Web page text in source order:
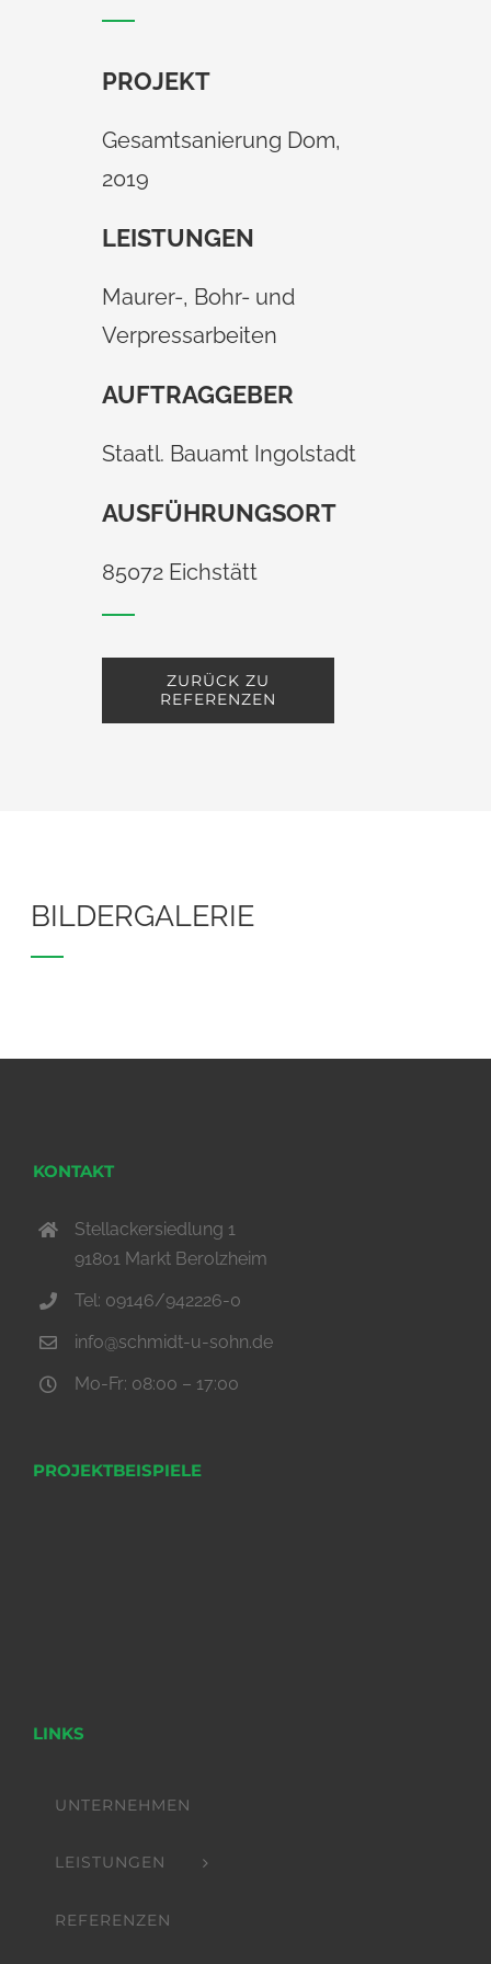
PROJEKT
Gesamtsanierung Dom,
2019
LEISTUNGEN
Maurer-, Bohr- und
Verpressarbeiten
AUFTRAGGEBER
Staatl. Bauamt Ingolstadt
AUSFÜHRUNGSORT
85072 Eichstätt
ZURÜCK ZU
REFERENZEN
BILDERGALERIE
KONTAKT
Stellackersiedlung 1
91801 Markt Berolzheim
Tel: 09146/942226-0
info@schmidt-u-sohn.de
Mo-Fr: 08:00 – 17:00
PROJEKTBEISPIELE
LINKS
UNTERNEHMEN
LEISTUNGEN
REFERENZEN